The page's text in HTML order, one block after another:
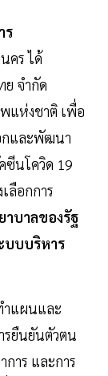
ร
คร ได้
ย จำกัด
แห่งชาติ เพื่อ
กและพัฒนา
ซีนโควิด 19
ลือกการ
บาลของรัฐ
บบบริหาร
ำแผนและ
ยืนยันตัวตน
าร และการ